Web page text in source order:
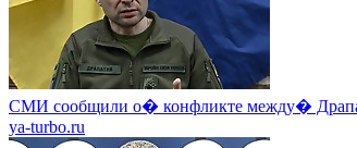
СМИ сообщили о� конфликте между�
ya-turbo.ru